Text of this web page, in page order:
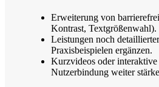
Erweiterung von
Kontrast, Textgrößenwahl).
Leistungen noch
Praxisbeispielen ergänzen.
Kurzvideos oder
Nutzerbindung weiter